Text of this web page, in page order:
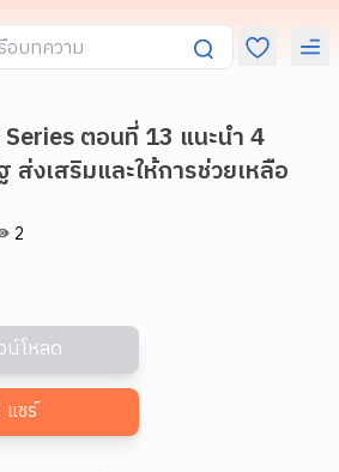
ตอนที่ 13 แนะนำ 4
ส่งเสริมและให้การช่วยเหลือ
2
น์โหลด
แชร์